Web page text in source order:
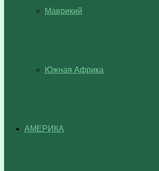
Маврикий
Южная Африка
АМЕРИКА